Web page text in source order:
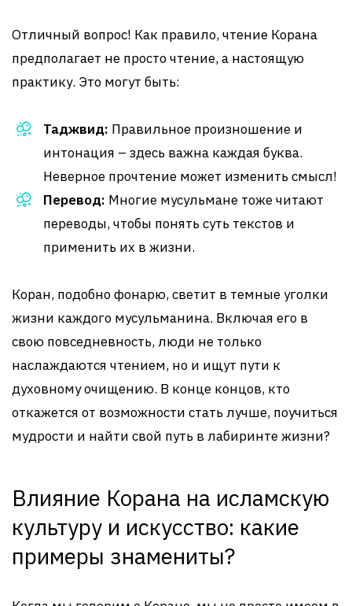
Отличный вопрос! Как правило, чтение Корана
предполагает не просто чтение, а настоящую
практику. Это могут быть:
Таджвид: Правильное произношение и
интонация – здесь важна каждая буква.
Неверное прочтение может изменить смысл!
Перевод: Многие мусульмане ​​тоже читают
переводы, чтобы понять суть текстов и
применить их в жизни.
Коран, подобно фонарю, светит в темные уголки
жизни каждого мусульманина. Включая его в
свою повседневность, люди не только
наслаждаются чтением, но и ищут пути к
духовному очищению. В конце концов, кто
откажется от возможности стать лучше, поучиться
мудрости и найти свой путь в лабиринте жизни?
Влияние Корана на исламскую
культуру и искусство: какие
примеры знамениты?